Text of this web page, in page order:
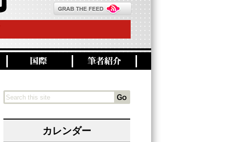
カレンダー